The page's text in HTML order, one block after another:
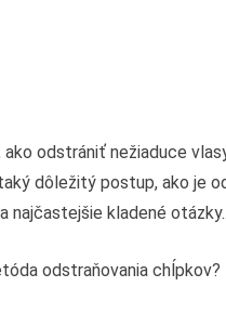
odstrániť nežiaduce
dôležitý postup, ako je
najčastejšie kladené otázky..
odstraňovania chĺpkov?